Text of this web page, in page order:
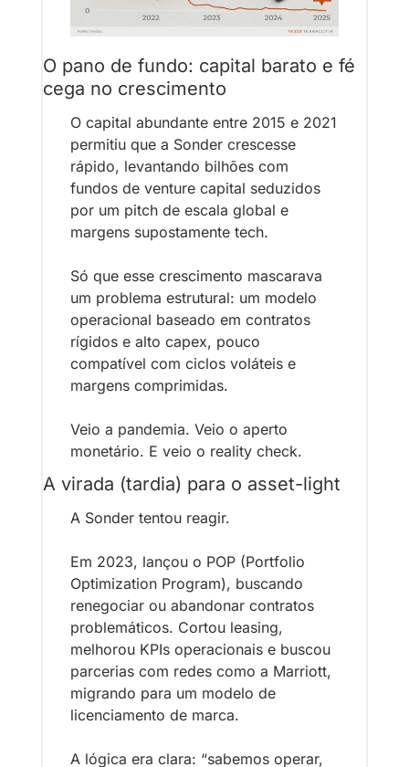
O pano de fundo: capital barato e fé
cega no crescimento
O capital abundante entre 2015 e 2021
permitiu que a Sonder crescesse
rápido, levantando bilhões com
fundos de venture capital seduzidos
por um pitch de escala global e
margens supostamente tech.
Só que esse crescimento mascarava
um problema estrutural: um modelo
operacional baseado em contratos
rígidos e alto capex, pouco
compatível com ciclos voláteis e
margens comprimidas.
Veio a pandemia. Veio o aperto
monetário. E veio o reality check.
A virada (tardia) para o asset-light
A Sonder tentou reagir.
Em 2023, lançou o POP (Portfolio
Optimization Program), buscando
renegociar ou abandonar contratos
problemáticos. Cortou leasing,
melhorou KPIs operacionais e buscou
parcerias com redes como a Marriott,
migrando para um modelo de
licenciamento de marca.
A lógica era clara: “sabemos operar,